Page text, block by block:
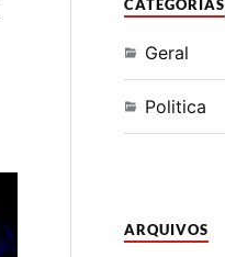
CATEGORIAS
Geral
Politica
ARQUIVOS